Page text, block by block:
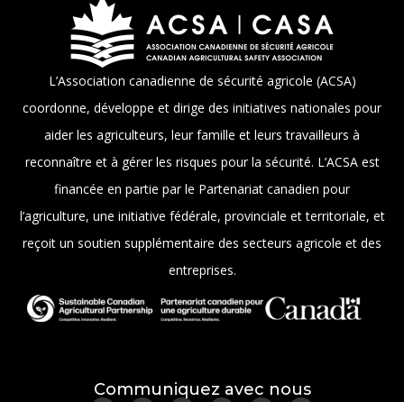
L’Association canadienne de sécurité agricole (ACSA)
coordonne, développe et dirige des initiatives nationales pour
aider les agriculteurs, leur famille et leurs travailleurs à
reconnaître et à gérer les risques pour la sécurité. L’ACSA est
financée en partie par le Partenariat canadien pour
l’agriculture, une initiative fédérale, provinciale et territoriale, et
reçoit un soutien supplémentaire des secteurs agricole et des
entreprises.
Communiquez avec nous